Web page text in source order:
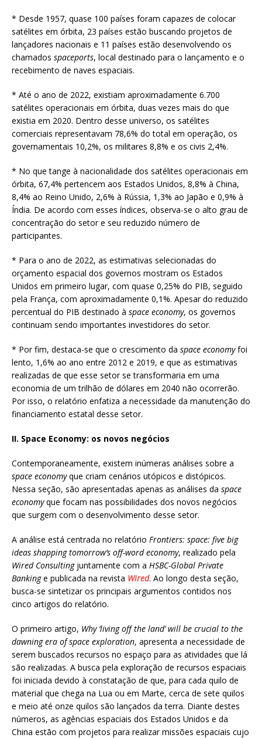
* Desde 1957, quase 100 países foram capazes de colocar
satélites em órbita, 23 países estão buscando projetos de
lançadores nacionais e 11 países estão desenvolvendo os
chamados spaceports, local destinado para o lançamento e o
recebimento de naves espaciais.
* Até o ano de 2022, existiam aproximadamente 6.700
satélites operacionais em órbita, duas vezes mais do que
existia em 2020. Dentro desse universo, os satélites
comerciais representavam 78,6% do total em operação, os
governamentais 10,2%, os militares 8,8% e os civis 2,4%.
* No que tange à nacionalidade dos satélites operacionais em
órbita, 67,4% pertencem aos Estados Unidos, 8,8% à China,
8,4% ao Reino Unido, 2,6% à Rússia, 1,3% ao Japão e 0,9% à
Índia. De acordo com esses índices, observa-se o alto grau de
concentração do setor e seu reduzido número de
participantes.
* Para o ano de 2022, as estimativas selecionadas do
orçamento espacial dos governos mostram os Estados
Unidos em primeiro lugar, com quase 0,25% do PIB, seguido
pela França, com aproximadamente 0,1%. Apesar do reduzido
percentual do PIB destinado à space economy, os governos
continuam sendo importantes investidores do setor.
* Por fim, destaca-se que o crescimento da space economyfoi
lento, 1,6% ao ano entre 2012 e 2019, e que as estimativas
realizadas de que esse setor se transformaria em uma
economia de um trilhão de dólares em 2040 não ocorrerão.
Por isso, o relatório enfatiza a necessidade da manutenção do
financiamento estatal desse setor.
II. Space Economy: os novos negócios
Contemporaneamente, existem inúmeras análises sobre a
space economyque criam cenários utópicos e distópicos.
Nessa seção, são apresentadas apenas as análises da space
economyque focam nas possibilidades dos novos negócios
que surgem com o desenvolvimento desse setor.
A análise está centrada no relatório Frontiers: space: five big
ideas shapping tomorrow’s off-word economy, realizado pela
Wired Consultingjuntamente com a HSBC-Global Private
Bankinge publicada na revista Wired. Ao longo desta seção,
busca-se sintetizar os principais argumentos contidos nos
cinco artigos do relatório.
O primeiro artigo, Why ‘living off the land’ will be crucial to the
dawning era of space exploration, apresenta a necessidade de
serem buscados recursos no espaço para as atividades que lá
são realizadas. A busca pela exploração de recursos espaciais
foi iniciada devido à constatação de que, para cada quilo de
material que chega na Lua ou em Marte, cerca de sete quilos
e meio até onze quilos são lançados da terra. Diante destes
números, as agências espaciais dos Estados Unidos e da
China estão com projetos para realizar missões espaciais cujo